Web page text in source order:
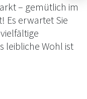
– gemütlich im
Es erwartet Sie
leibliche Wohl ist